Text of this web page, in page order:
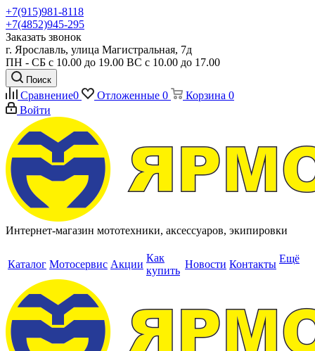
+7(915)981-8118
+7(4852)945-295
Заказать звонок
г. Ярославль, улица Магистральная, 7д
ПН - СБ с 10.00 до 19.00 ВС с 10.00 до 17.00
Поиск
Сравнение0 Отложенные 0 Корзина 0
Войти
Интернет-магазин мототехники, аксессуаров, экипировки
Каталог Мотосервис Акции
Как
купить
Новости Контакты Ещё